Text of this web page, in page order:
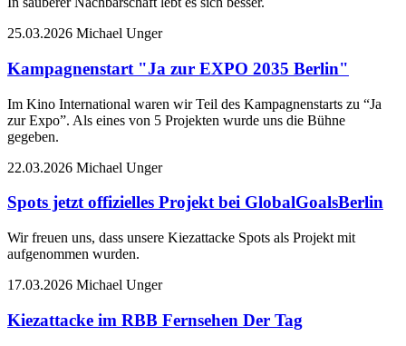
25.03.2026 Michael Unger
Kampagnenstart "Ja zur EXPO 2035 Berlin"
Im Kino International waren wir Teil des Kampagnenstarts zu “Ja
zur Expo”. Als eines von 5 Projekten wurde uns die Bühne
gegeben.
22.03.2026 Michael Unger
Spots jetzt offizielles Projekt bei GlobalGoalsBerlin
Wir freuen uns, dass unsere Kiezattacke Spots als Projekt mit
aufgenommen wurden.
17.03.2026 Michael Unger
Kiezattacke im RBB Fernsehen Der Tag